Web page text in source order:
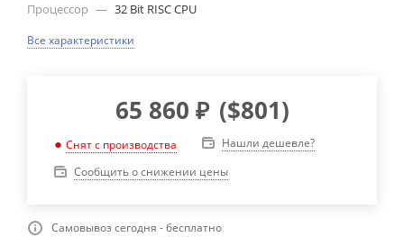
Процессор — 32 Bit RISC CPU
Все характеристики
65 860 ₽ ($801)
Снят с производства
Нашли дешевле?
Сообщить о снижении цены
Самовывоз сегодня - бесплатно